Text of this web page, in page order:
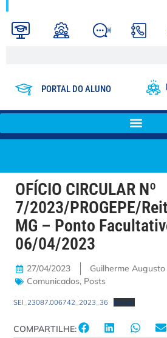
PORTAL DO ALUNO
OFÍCIO CIRCULAR Nº
7/2023/PROGEPE/
MG – Ponto
06/04/2023
27/04/2023
Guilherme Augusto
Comunicados, Posts
SEI_23087.006742_2023_36 Baixar
COMPARTILHE: